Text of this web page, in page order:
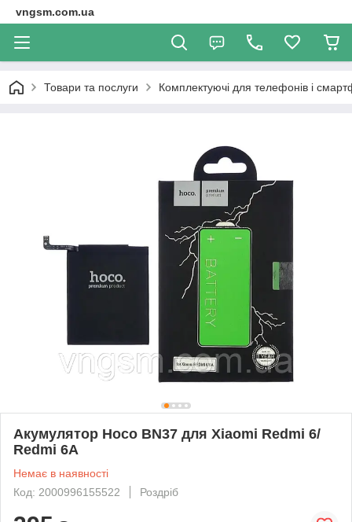
vngsm.com.ua
Товари та послуги Комплектуючі для телефонів і
Акумулятор Hoco BN37 для Xiaomi Redmi 6/
Redmi 6A
Немає в наявності
Код: 2000996155522
Роздріб